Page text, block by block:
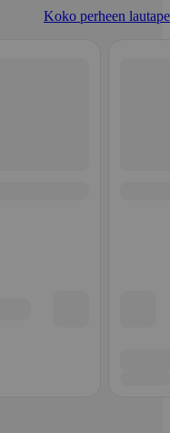
Koko perheen